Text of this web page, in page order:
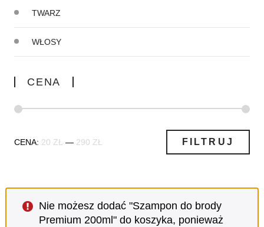
TWARZ
WŁOSY
CENA
Cena
Cena FILTRUJ
CENA: 20 ZŁ — 290 ZŁ
Nie możesz dodać "Szampon do brody
Premium 200ml" do koszyka, ponieważ